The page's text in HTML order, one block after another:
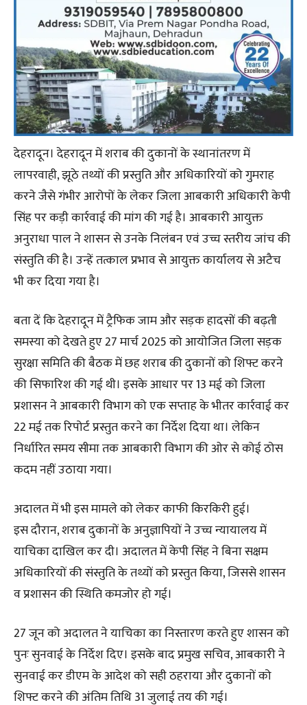
देहरादून। देहरादून में शराब की दुकानों के स्थानांतरण में
लापरवाही, झूठे तथ्यों की प्रस्तुति और अधिकारियों को गुमराह
करने जैसे गंभीर आरोपों के लेकर जिला आबकारी अधिकारी केपी
सिंह पर कड़ी कार्रवाई की मांग की गई है। आबकारी आयुक्त
अनुराधा पाल ने शासन से उनके निलंबन एवं उच्च स्तरीय जांच की
संस्तुति की है। उन्हें तत्काल प्रभाव से आयुक्त कार्यालय से अटैच
भी कर दिया गया है।
बता दें कि देहरादून में ट्रैफिक जाम और सड़क हादसों की बढ़ती
समस्या को देखते हुए 27 मार्च 2025 को आयोजित जिला सड़क
सुरक्षा समिति की बैठक में छह शराब की दुकानों को शिफ्ट करने
की सिफारिश की गई थी। इसके आधार पर 13 मई को जिला
प्रशासन ने आबकारी विभाग को एक सप्ताह के भीतर कार्रवाई कर
22 मई तक रिपोर्ट प्रस्तुत करने का निर्देश दिया था। लेकिन
निर्धारित समय सीमा तक आबकारी विभाग की ओर से कोई ठोस
कदम नहीं उठाया गया।
अदालत में भी इस मामले को लेकर काफी किरकिरी हुई।
इस दौरान, शराब दुकानों के अनुज्ञापियों ने उच्च न्यायालय में
याचिका दाखिल कर दी। अदालत में केपी सिंह ने बिना सक्षम
अधिकारियों की संस्तुति के तथ्यों को प्रस्तुत किया, जिससे शासन
व प्रशासन की स्थिति कमजोर हो गई।
27 जून को अदालत ने याचिका का निस्तारण करते हुए शासन को
पुनः सुनवाई के निर्देश दिए। इसके बाद प्रमुख सचिव, आबकारी ने
सुनवाई कर डीएम के आदेश को सही ठहराया और दुकानों को
शिफ्ट करने की अंतिम तिथि 31 जुलाई तय की गई।